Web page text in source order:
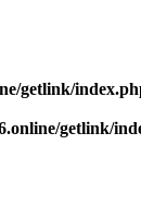
getlink/
getlink/